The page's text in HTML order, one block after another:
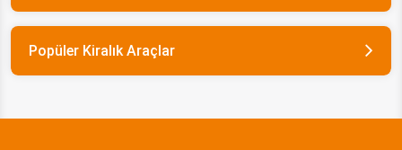
Popüler Kiralık Araçlar